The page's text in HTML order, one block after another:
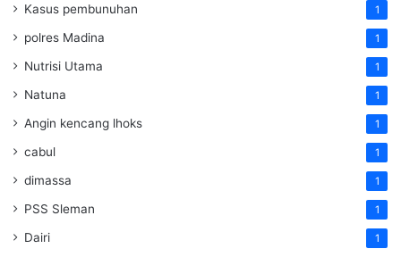
Kasus pembunuhan 1
polres Madina 1
Nutrisi Utama 1
Natuna 1
Angin kencang lhoks 1
cabul 1
dimassa 1
PSS Sleman 1
Dairi 1